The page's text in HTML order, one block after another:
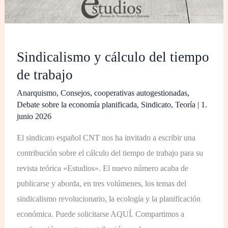
Sindicalismo y cálculo del tiempo
de trabajo
Anarquismo,Consejos,cooperativas autogestionadas,
Debate sobre la economía planificada, Sindicato,Teoría | 1.
junio 2026
El sindicato español CNT nos ha invitado a escribir una
contribución sobre el cálculo del tiempo de trabajo para su
revista teórica «Estudios». El nuevo número acaba de
publicarse y aborda, en tres volúmenes, los temas del
sindicalismo revolucionario, la ecología y la planificación
económica. Puede solicitarse AQUÍ. Compartimos a